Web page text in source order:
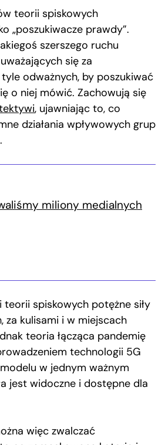
teorii spiskowych
„poszukiwacze prawdy”.
szerszego ruchu
się za
odważnych, by poszukiwać
o niej mówić. Zachowują się
, ujawniając to, co
działania wpływowych grup
miliony medialnych
teorii spiskowych potężne siły
za kulisami i w miejscach
teoria łącząca pandemię
technologii 5G
w jednym ważnym
jest widoczne i dostępne dla
więc zwalczać